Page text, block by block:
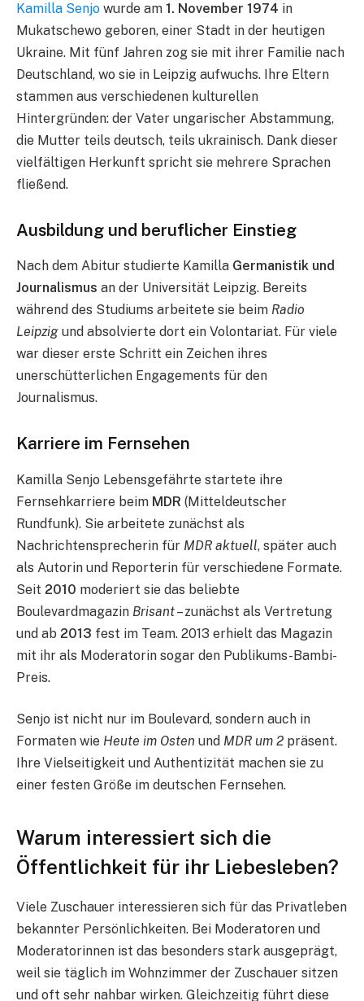
Kamilla Senjo wurde am 1. November 1974 in
Mukatschewo geboren, einer Stadt in der heutigen
Ukraine. Mit fünf Jahren zog sie mit ihrer Familie nach
Deutschland, wo sie in Leipzig aufwuchs. Ihre Eltern
stammen aus verschiedenen kulturellen
Hintergründen: der Vater ungarischer Abstammung,
die Mutter teils deutsch, teils ukrainisch. Dank dieser
vielfältigen Herkunft spricht sie mehrere Sprachen
fließend.
Ausbildung und beruflicher Einstieg
Nach dem Abitur studierte Kamilla Germanistik und
Journalismus an der Universität Leipzig. Bereits
während des Studiums arbeitete sie beim Radio
Leipzig und absolvierte dort ein Volontariat. Für viele
war dieser erste Schritt ein Zeichen ihres
unerschütterlichen Engagements für den
Journalismus.
Karriere im Fernsehen
Kamilla Senjo Lebensgefährte startete ihre
Fernsehkarriere beim MDR (Mitteldeutscher
Rundfunk). Sie arbeitete zunächst als
Nachrichtensprecherin für MDR aktuell, später auch
als Autorin und Reporterin für verschiedene Formate.
Seit 2010 moderiert sie das beliebte
Boulevardmagazin Brisant– zunächst als Vertretung
und ab 2013 fest im Team. 2013 erhielt das Magazin
mit ihr als Moderatorin sogar den Publikums-Bambi-
Preis.
Senjo ist nicht nur im Boulevard, sondern auch in
Formaten wie Heute im Osten und MDR um 2 präsent.
Ihre Vielseitigkeit und Authentizität machen sie zu
einer festen Größe im deutschen Fernsehen.
Warum interessiert sich die
Öffentlichkeit für ihr Liebesleben?
Viele Zuschauer interessieren sich für das Privatleben
bekannter Persönlichkeiten. Bei Moderatoren und
Moderatorinnen ist das besonders stark ausgeprägt,
weil sie täglich im Wohnzimmer der Zuschauer sitzen
und oft sehr nahbar wirken. Gleichzeitig führt diese